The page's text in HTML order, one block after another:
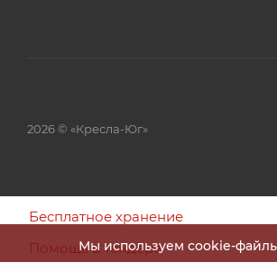
2026 © «Кресла-Юг»
Бесплатное хранение
Помощь в тендере
Мы используем cookie-